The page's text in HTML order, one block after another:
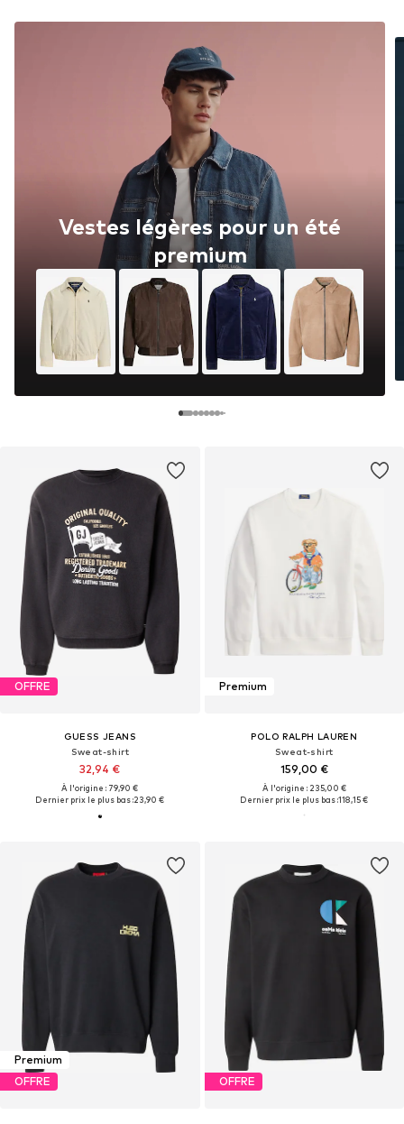
OFFRE
GUESS JEANS
Sweat-shirt
32,94 €
À l'origine : 79,90 €
Dernier prix le plus bas :23,90 €
Vestes légères pour un été
premium
Premium
POLO RALPH LAUREN
Sweat-shirt
159,00 €
À l'origine : 235,00 €
Dernier prix le plus bas :118,15 €
Premium
OFFRE
OFFRE